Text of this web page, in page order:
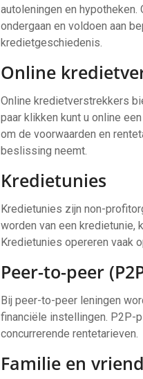
autoleningen en
ondergaan en voldoen aan
kredietgeschiedenis.
Online
Online kredietverstrekkers
paar klikken kunt u online
om de voorwaarden en
beslissing neemt.
Kredietunies
Kredietunies zijn non-
worden van een kredietunie,
Kredietunies opereren vaak
Peer-to-peer
Bij peer-to-peer leningen
financiële instellingen. P2P-
concurrerende rentetarieven.
Familie en